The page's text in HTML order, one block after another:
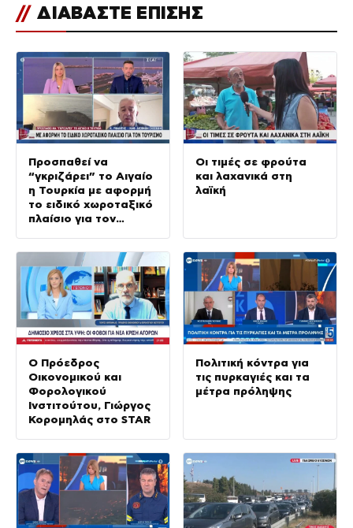
// ΔΙΑΒΑΣΤΕ ΕΠΙΣΗΣ
Προσπαθεί να
“γκριζάρει” το Αιγαίο
η Τουρκία με αφορμή
το ειδικό χωροταξικό
πλαίσιο για τον
Οι τιμές σε φρούτα
και λαχανικά στη
λαϊκή
Ο Πρόεδρος
Οικονομικού και
Φορολογικού
Ινστιτούτου, Γιώργος
Κορομηλάς στο STAR
Πολιτική κόντρα για
τις πυρκαγιές και τα
μέτρα πρόληψης